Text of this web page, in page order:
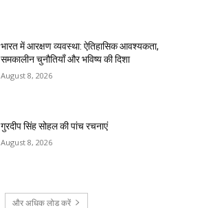
भारत में आरक्षण व्यवस्था: ऐतिहासिक आवश्यकता,
समकालीन चुनौतियाँ और भविष्य की दिशा
August 8, 2026
गुरदीप सिंह सोहल की पांच रचनाएं
August 8, 2026
और अधिक लोड करें